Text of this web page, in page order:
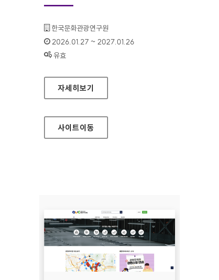
기관명 :
한국문화관광연구원
인증기간 :
2026.01.27 ~ 2027.01.26
상태 :
유효
문화영향평가
자세히보기
사이트이동